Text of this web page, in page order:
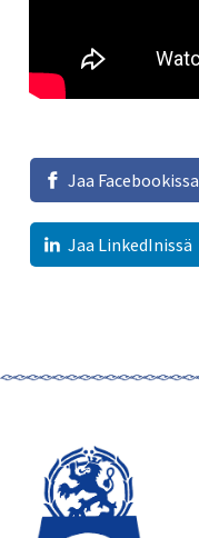
Jaa Facebookissa
Jaa LinkedInissä